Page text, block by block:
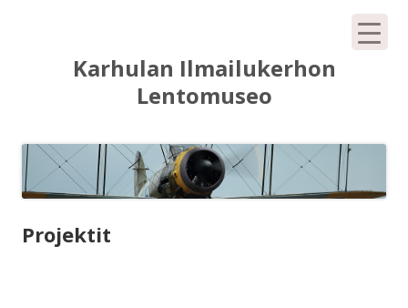
Karhulan Ilmailukerhon
Lentomuseo
Projektit